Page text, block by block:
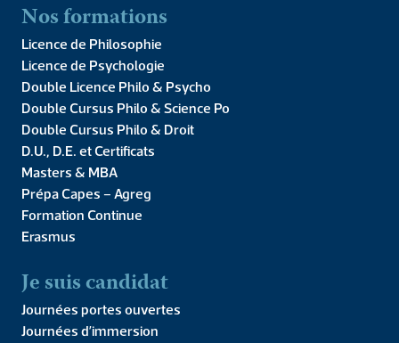
Nos formations
Licence de Philosophie
Licence de Psychologie
Double Licence Philo & Psycho
Double Cursus Philo & Science Po
Double Cursus Philo & Droit
D.U., D.E. et Certificats
Masters & MBA
Prépa Capes – Agreg
Formation Continue
Erasmus
Je suis candidat
Journées portes ouvertes
Journées d’immersion
Guéry, Docteur en philosophie et Maître de conférences en
économiques […]
Cours de grec ancien
appris comme une
langue vivante